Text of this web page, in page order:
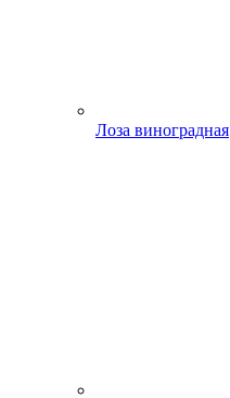
Лоза виноградная